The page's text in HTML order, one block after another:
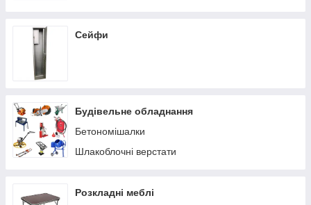
Сейфи
Будівельне обладнання
Бетономішалки
Шлакоблочні верстати
Розкладні меблі